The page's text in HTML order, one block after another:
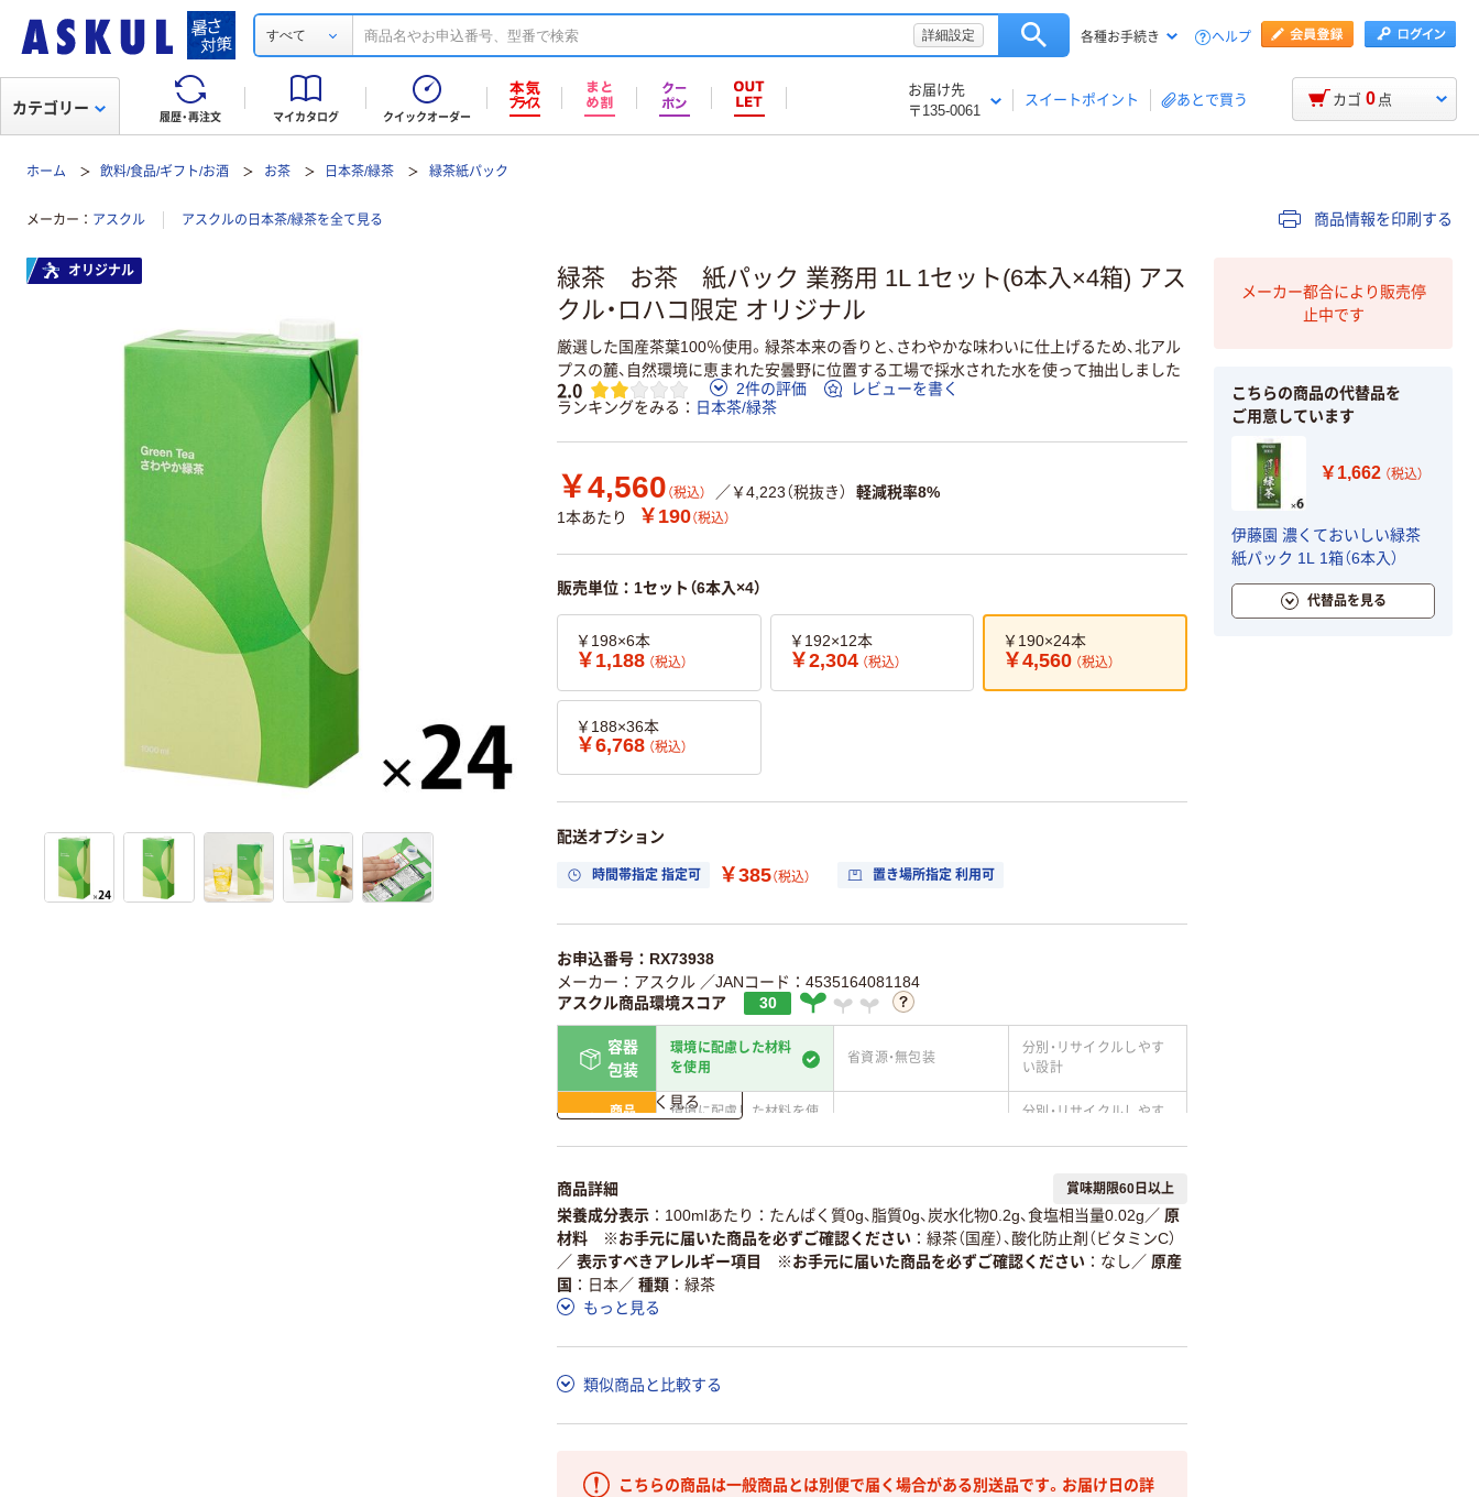
すべて 詳細設定 各種お手続き ヘルプ
履歴・再注文 マイカタログ クイックオーダー
お届け先
〒135-0061
スイートポイント あとで買う
カテゴリー カゴ 0 点
ホーム 飲料/食品/ギフト/お酒 お茶 日本茶/緑茶 緑茶紙パック
メーカー アスクル アスクルの日本茶/緑茶を全て見る 商品情報を印刷する
緑茶 お茶 紙パック 業務用 1L 1セット(6本入×4箱) アス
クル・ロハコ限定 オリジナル
厳選した国産茶葉100％使用。緑茶本来の香りと、さわやかな味わいに仕上げるため、北アル
プスの麓、自然環境に恵まれた安曇野に位置する工場で採水された水を使って抽出しました
2.0 2件の評価
レビューを書く
ランキングをみる
日本茶/緑茶
￥4,560 （税込） ／￥4,223（税抜き）
軽減税率8%
1本あたり
￥190（税込）
販売単位：1セット（6本入×4）
￥198×6本
￥1,188 （税込）
￥192×12本
￥2,304 （税込）
￥190×24本
￥4,560 （税込）
￥188×36本
￥6,768 （税込）
配送オプション
時間帯指定 指定可 ￥385（税込） 置き場所指定 利用可
お申込番号：RX73938
メーカー：アスクル ／JANコード：4535164081184
アスクル商品環境スコア
30
容器
包装
環境に配慮した材料
を使用
省資源・無包装
分別・リサイクルしやす
い設計
商品
環境に配慮した材料を使
分別・リサイクルしやす
仕組
この商品の環境配慮ポイントです。詳しくはページ下部の商品詳細「アスクル商品環境スコ
ア詳細／加点項目
」で確認できます。
詳しく見る
商品詳細 賞味期限60日以上
栄養成分表示 100mlあたり：たんぱく質0g、脂質0g、炭水化物0.2g、食塩相当量0.02g／ 原
材料 ※お手元に届いた商品を必ずご確認ください
緑茶（国産）、酸化防止剤（ビタミンC）
／ 表示すべきアレルギー項目 ※お手元に届いた商品を必ずご確認ください なし／ 原産
国
日本／ 種類
緑茶
もっと見る
類似商品と比較する
こちらの商品は一般商品とは別便で届く場合がある別送品です。お届け日の詳
オリジナル
メーカー都合により販売停
止中です
こちらの商品の代替品を
ご用意しています
￥1,662 （税込）
伊藤園 濃くておいしい緑茶
紙パック 1L 1箱（6本入）
代替品を見る